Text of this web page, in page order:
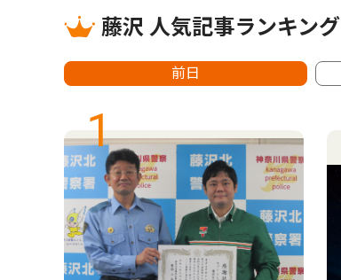
藤沢 人気記事ランキング
前日
1